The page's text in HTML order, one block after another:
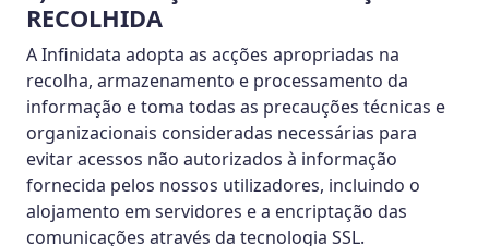
RECOLHIDA
A Infinidata adopta as acções apropriadas na
recolha, armazenamento e processamento da
informação e toma todas as precauções técnicas e
organizacionais consideradas necessárias para
evitar acessos não autorizados à informação
fornecida pelos nossos utilizadores, incluindo o
alojamento em servidores e a encriptação das
comunicações através da tecnologia SSL.